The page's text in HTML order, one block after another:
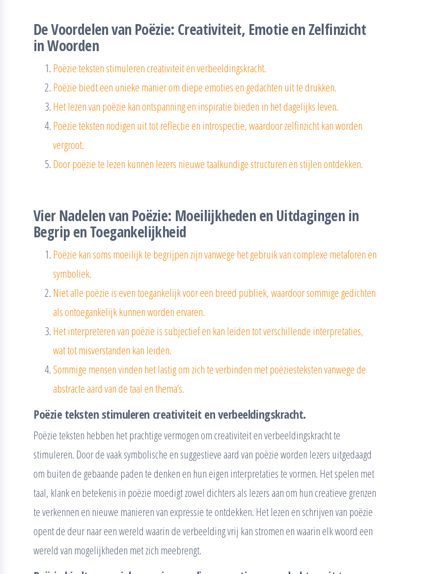
De Voordelen van Poëzie: Creativiteit, Emotie en Zelfinzicht
in Woorden
Poëzie teksten stimuleren creativiteit en verbeeldingskracht.
Poëzie biedt een unieke manier om diepe emoties en gedachten uit te drukken.
Het lezen van poëzie kan ontspanning en inspiratie bieden in het dagelijks leven.
Poëzie teksten nodigen uit tot reflectie en introspectie, waardoor zelfinzicht kan worden
vergroot.
Door poëzie te lezen kunnen lezers nieuwe taalkundige structuren en stijlen ontdekken.
Vier Nadelen van Poëzie: Moeilijkheden en Uitdagingen in
Begrip en Toegankelijkheid
Poëzie kan soms moeilijk te begrijpen zijn vanwege het gebruik van complexe metaforen en
symboliek.
Niet alle poëzie is even toegankelijk voor een breed publiek, waardoor sommige gedichten
als ontoegankelijk kunnen worden ervaren.
Het interpreteren van poëzie is subjectief en kan leiden tot verschillende interpretaties,
wat tot misverstanden kan leiden.
Sommige mensen vinden het lastig om zich te verbinden met poëziesteksten vanwege de
abstracte aard van de taal en thema’s.
Poëzie teksten stimuleren creativiteit en verbeeldingskracht.
Poëzie teksten hebben het prachtige vermogen om creativiteit en verbeeldingskracht te
stimuleren. Door de vaak symbolische en suggestieve aard van poëzie worden lezers uitgedaagd
om buiten de gebaande paden te denken en hun eigen interpretaties te vormen. Het spelen met
taal, klank en betekenis in poëzie moedigt zowel dichters als lezers aan om hun creatieve grenzen
te verkennen en nieuwe manieren van expressie te ontdekken. Het lezen en schrijven van poëzie
opent de deur naar een wereld waarin de verbeelding vrij kan stromen en waarin elk woord een
wereld van mogelijkheden met zich meebrengt.